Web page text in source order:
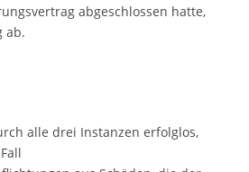
abgeschlossen hatte,
ab.
alle drei Instanzen erfolglos,